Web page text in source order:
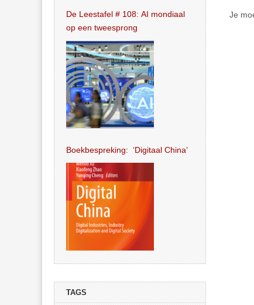
Je
De Leestafel # 108: AI mondiaal
op een tweesprong
Boekbespreking: ‘Digitaal China’
TAGS